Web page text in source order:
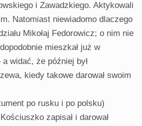
i Zawadzkiego. Aktykowali
Natomiast niewiadomo dlaczego
Mikołaj Fedorowicz; o nim nie
mieszkał już w
widać, że później był
kiedy takowe darował swoim
po rusku i po polsku)
zapisał i darował